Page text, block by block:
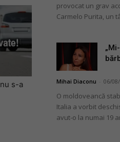
s-a
provocat un grav
Carmelo Purita, un
Mihai Diaconu 06/
O moldoveancă
Italia a vorbit
avut-o la numai 19